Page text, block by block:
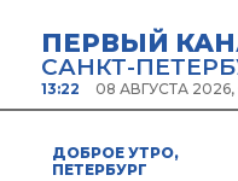
ПЕРВЫЙ
САНКТ-
13:22 08 АВГУСТА
ДОБРОЕ УТРО,
ПЕТЕРБУРГ